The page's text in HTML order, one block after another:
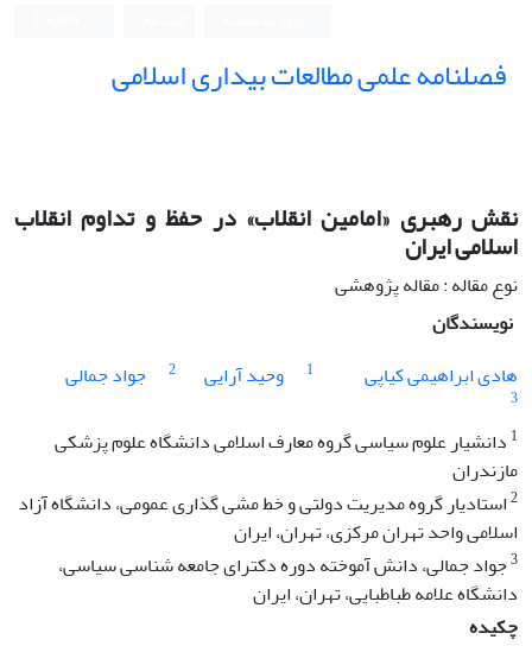
فصلنامه علمی مطالعات بیداری اسلامی
نقش رهبری «امامین انقلاب» در حفظ و تداوم انقلاب
اسلامی ایران
نوع مقاله : مقاله پژوهشی
نویسندگان
هادی ابراهیمی کیاپی
1 وحید آرایی 2 جواد جمالی
3
1 دانشیار علوم سیاسی گروه معارف اسلامی دانشگاه علوم پزشکی
مازندران
2استادیار گروه مدیریت دولتی و خط مشی گذاری عمومی، دانشگاه آزاد
اسلامی واحد تهران مرکزی، تهران، ایران
3جواد جمالی، دانش آموخته دوره دکترای جامعه شناسی سیاسی،
دانشگاه علامه طباطبایی، تهران، ایران
چکیده